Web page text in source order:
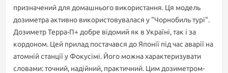
призначений для домашнього використання. Ця модель
дозиметра активно використовувалася у "Чорнобиль турі".
Дозиметр Терра-П+ добре відомий як в Україні, так і за
кордоном. Цей прилад постачався до Японії під час аварії на
атомній станції у Фокусімі. Його можна характеризувати
словами: точний, надійний, практичний. Цим дозиметром-